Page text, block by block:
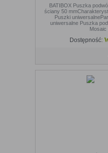
BATIBOX Puszka
ściany 50
Puszki
uniwersalne Puszka
Mosaic
Dostępność: